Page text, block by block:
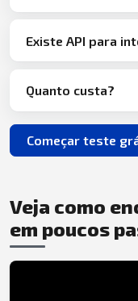
Existe API para
Quanto custa?
Começar teste
Veja como
em poucos